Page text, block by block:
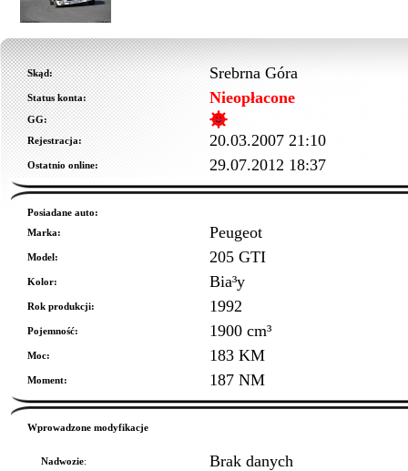
Skąd: Srebrna Góra
Status konta: Nieopłacone
GG:
Rejestracja:
20.03.2007 21:10
Ostatnio online: 29.07.2012 18:37
Posiadane auto:
Marka:
Peugeot
Model: 205 GTI
Kolor: Bia³y
Rok produkcji: 1992
Pojemność: 1900 cm³
Moc: 183 KM
Moment: 187 NM
Wprowadzone modyfikacje
Nadwozie: Brak danych